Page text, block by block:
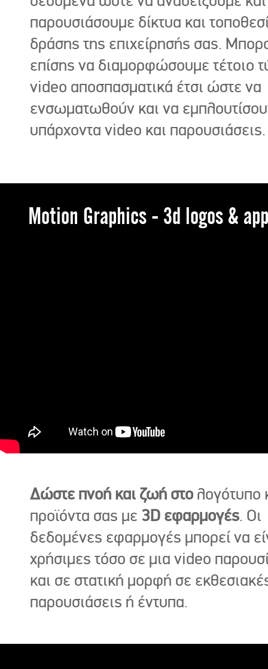
παρουσιάσουμε δίκτυα και
δράσης της επιχείρησής σας.
επίσης να διαμορφώσουμε τέτοιο
video αποσπασματικά έτσι ώστε να
ενσωματωθούν και να
υπάρχοντα video και παρουσιάσεις.
Motion Graphics - 3d logos &
Δώστε πνοή και ζωή στο λογότυπο
προϊόντα σας με 3D εφαρμογές. Οι
δεδομένες εφαρμογές μπορεί να
χρήσιμες τόσο σε μια video
και σε στατική μορφή σε
παρουσιάσεις ή έντυπα.